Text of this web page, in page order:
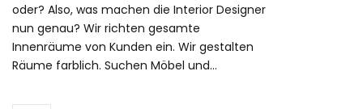
oder? Also, was machen die Interior Designer
nun genau? Wir richten gesamte
Innenräume von Kunden ein. Wir gestalten
Räume farblich. Suchen Möbel und…